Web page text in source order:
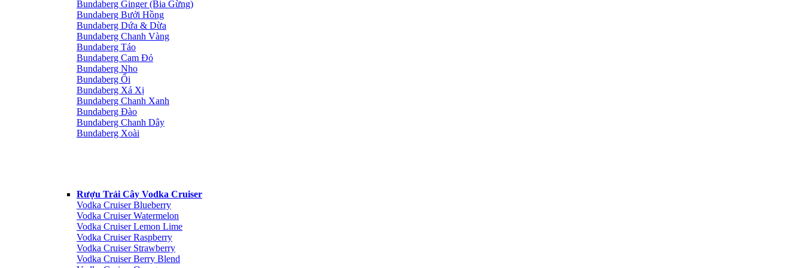
Bundaberg Ginger (Bia Gừng)
Bundaberg Bưởi Hồng
Bundaberg Dứa & Dừa
Bundaberg Chanh Vàng
Bundaberg Táo
Bundaberg Cam Đỏ
Bundaberg Nho
Bundaberg Ổi
Bundaberg Xá Xị
Bundaberg Chanh Xanh
Bundaberg Đào
Bundaberg Chanh Dây
Bundaberg Xoài
Rượu Trái Cây Vodka Cruiser
Vodka Cruiser Blueberry
Vodka Cruiser Watermelon
Vodka Cruiser Lemon Lime
Vodka Cruiser Raspberry
Vodka Cruiser Strawberry
Vodka Cruiser Berry Blend